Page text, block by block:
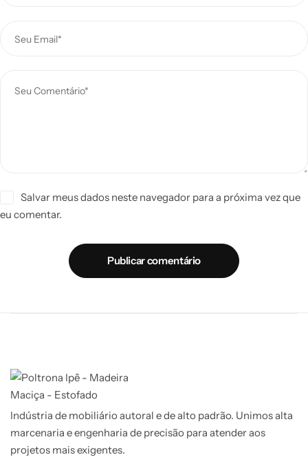
Salvar meus dados neste navegador para a próxima vez que
eu comentar.
Publicar comentário
Indústria de mobiliário autoral e de alto padrão. Unimos alta
marcenaria e engenharia de precisão para atender aos
projetos mais exigentes.